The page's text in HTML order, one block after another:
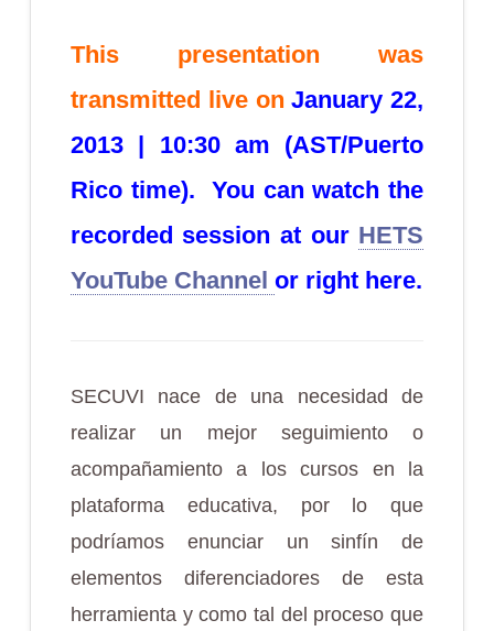
This presentation was
transmitted live onJanuary 22,
2013 | 10:30 am (AST/Puerto
Rico time). You can watch the
recorded session at our HETS
YouTube Channel or right here.
SECUVI nace de una necesidad de
realizar un mejor seguimiento o
acompañamiento a los cursos en la
plataforma educativa, por lo que
podríamos enunciar un sinfín de
elementos diferenciadores de esta
herramienta y como tal del proceso que